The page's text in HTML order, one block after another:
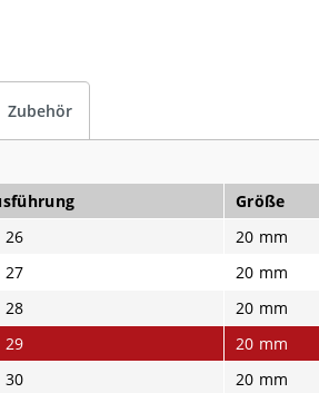
Zubehör
Größe
26 20 mm
27 20 mm
28 20 mm
29 20 mm
30 20 mm